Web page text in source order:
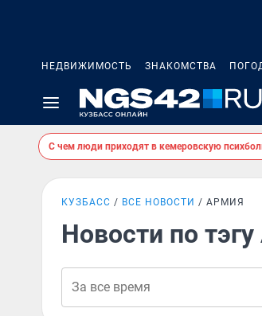
НЕДВИЖИМОСТЬ ЗНАКОМСТВА
С чем люди приходят в кемеровскую
КУЗБАСС ВСЕ НОВОСТИ АРМИЯ
Новости по